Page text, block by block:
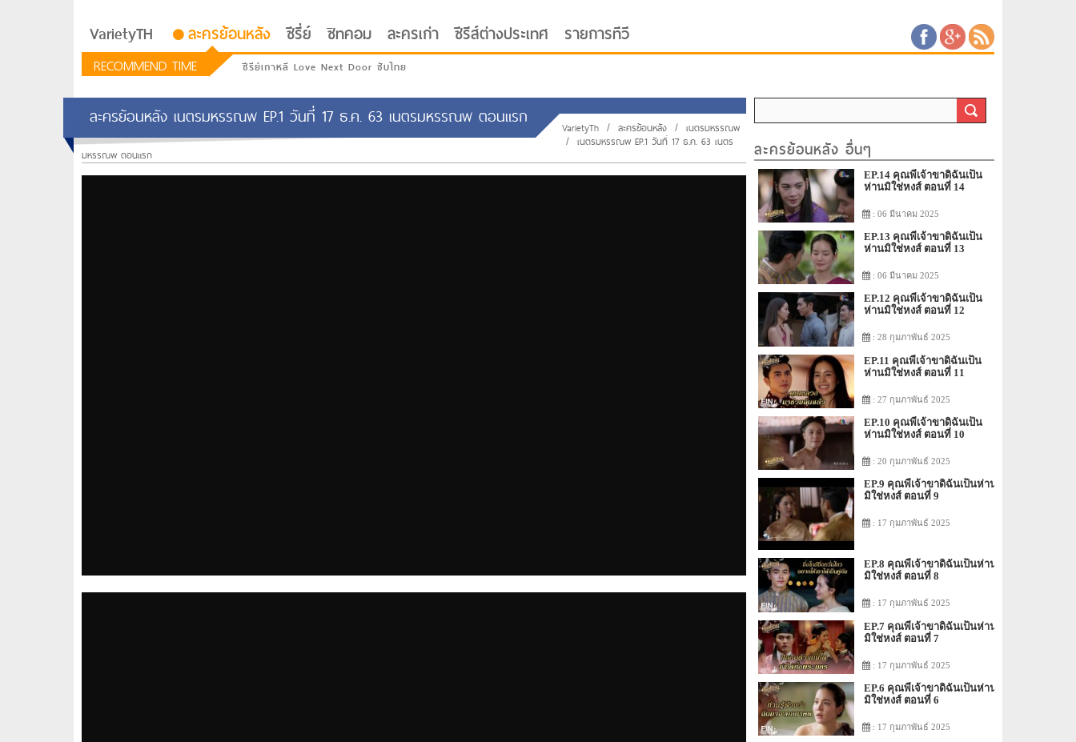
VarietyTH ละครย้อนหลัง ซีรี่ย์ ซิทคอม ละครเก่า ซีรีส์ต่างประเทศ รายการทีวี
RECOMMEND TIME ซีรีย์เกาหลี Love Next Door ซับไทย
ละครย้อนหลัง เนตรมหรรณพ EP.1 วันที่ 17 ธ.ค. 63 เนตรมหรรณพ ตอนแรก VarietyTh / ละครย้อนหลัง / เนตรมหรรณพ
/ เนตรมหรรณพ EP.1 วันที่ 17 ธ.ค. 63 เนตร
มหรรณพ ตอนแรก
ละครย้อนหลัง อื่นๆ
EP.14 คุณพี่เจ้าขาดิฉันเป็น
ห่านมิใช่หงส์ ตอนที่ 14
: 06 มีนาคม 2025
EP.13 คุณพี่เจ้าขาดิฉันเป็น
ห่านมิใช่หงส์ ตอนที่ 13
: 06 มีนาคม 2025
EP.12 คุณพี่เจ้าขาดิฉันเป็น
ห่านมิใช่หงส์ ตอนที่ 12
: 28 กุมภาพันธ์ 2025
EP.11 คุณพี่เจ้าขาดิฉันเป็น
ห่านมิใช่หงส์ ตอนที่ 11
: 27 กุมภาพันธ์ 2025
EP.10 คุณพี่เจ้าขาดิฉันเป็น
ห่านมิใช่หงส์ ตอนที่ 10
: 20 กุมภาพันธ์ 2025
EP.9 คุณพี่เจ้าขาดิฉันเป็นห่าน
มิใช่หงส์ ตอนที่ 9
: 17 กุมภาพันธ์ 2025
EP.8 คุณพี่เจ้าขาดิฉันเป็นห่าน
มิใช่หงส์ ตอนที่ 8
: 17 กุมภาพันธ์ 2025
EP.7 คุณพี่เจ้าขาดิฉันเป็นห่าน
มิใช่หงส์ ตอนที่ 7
: 17 กุมภาพันธ์ 2025
EP.6 คุณพี่เจ้าขาดิฉันเป็นห่าน
มิใช่หงส์ ตอนที่ 6
: 17 กุมภาพันธ์ 2025